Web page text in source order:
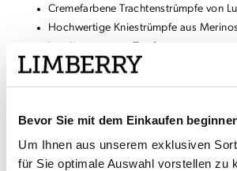
Bevor Sie mit dem Einkaufen
Um Ihnen aus unserem exklusiven
für Sie optimale Auswahl vorstellen zu
Cremefarbene Trachtenstrümpfe von
Hochwertige Kniestrümpfe aus
Dunkelgrünes Ringelmuster am Bund
Hoher Tragekomfort
Rückgabe/Umtausch: Aus
Rückgabe nur bei ungeöffneter/
möglich